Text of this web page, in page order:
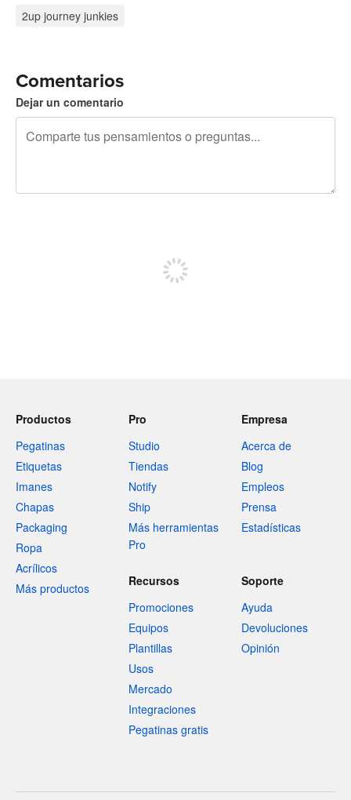
2up journey junkies
Comentarios
Dejar un comentario
Productos
Pegatinas
Etiquetas
Imanes
Chapas
Packaging
Ropa
Acrílicos
Más productos
Pro
Studio
Tiendas
Notify
Ship
Más herramientas
Pro
Empresa
Acerca de
Blog
Empleos
Prensa
Estadísticas
Recursos
Promociones
Equipos
Plantillas
Usos
Mercado
Integraciones
Pegatinas gratis
Soporte
Ayuda
Devoluciones
Opinión